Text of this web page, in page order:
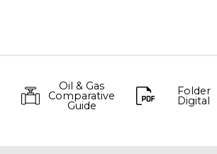
Oil & Gas
Comparative
Guide
Folder
Digital